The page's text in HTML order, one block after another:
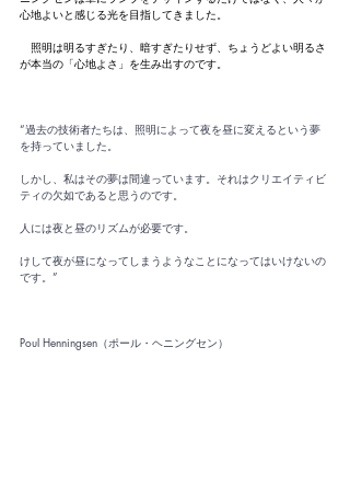
心地よいと感じる光を目指してきました。
照明は明るすぎたり、暗すぎたりせず、ちょうどよい明るさ
が本当の「心地よさ」を生み出すのです。
“過去の技術者たちは、照明によって夜を昼に変えるという夢
を持っていました。
しかし、私はその夢は間違っています。それはクリエイティビ
ティの欠如であると思うのです。
人には夜と昼のリズムが必要です。
けして夜が昼になってしまうようなことになってはいけないの
です。”
Poul Henningsen（ポール・ヘニングセン）